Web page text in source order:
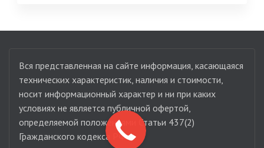
Вся представленная на сайте информация, касающаяся
технических характеристик, наличия и стоимости,
носит информационный характер и ни при каких
условиях не является публичной офертой,
определяемой положениями Статьи 437(2)
Гражданского кодекса РФ.